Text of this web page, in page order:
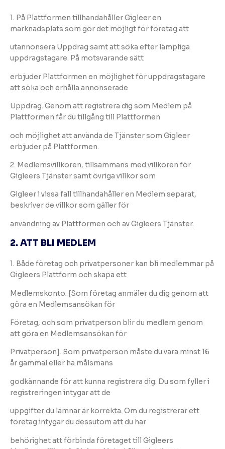
1. På Plattformen tillhandahåller Gigleer en
marknadsplats som gör det möjligt för företag att
utannonsera Uppdrag samt att söka efter lämpliga
uppdragstagare. På motsvarande sätt
erbjuder Plattformen en möjlighet för uppdragstagare
att söka och erhålla annonserade
Uppdrag. Genom att registrera dig som Medlem på
Plattformen får du tillgång till Plattformen
och möjlighet att använda de Tjänster som Gigleer
erbjuder på Plattformen.
2. Medlemsvillkoren, tillsammans med villkoren för
Gigleers Tjänster samt övriga villkor som
Gigleer i vissa fall tillhandahåller en Medlem separat,
beskriver de villkor som gäller för
användning av Plattformen och av Gigleers Tjänster.
2. ATT BLI MEDLEM
1. Både företag och privatpersoner kan bli medlemmar på
Gigleers Plattform och skapa ett
Medlemskonto. [Som företag anmäler du dig genom att
göra en Medlemsansökan för
Företag, och som privatperson blir du medlem genom
att göra en Medlemsansökan för
Privatperson]. Som privatperson måste du vara minst 16
år gammal eller ha målsmans
godkännande för att kunna registrera dig. Du som fyller i
registreringen intygar att de
uppgifter du lämnar är korrekta. Om du registrerar ett
företag intygar du dessutom att du har
behörighet att förbinda företaget till Gigleers